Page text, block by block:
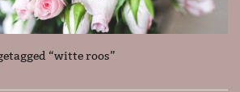
“witte roos”